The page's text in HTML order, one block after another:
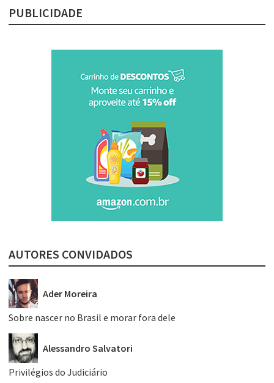
PUBLICIDADE
AUTORES CONVIDADOS
Ader Moreira
Sobre nascer no Brasil e morar fora dele
Alessandro Salvatori
Privilégios do Judiciário